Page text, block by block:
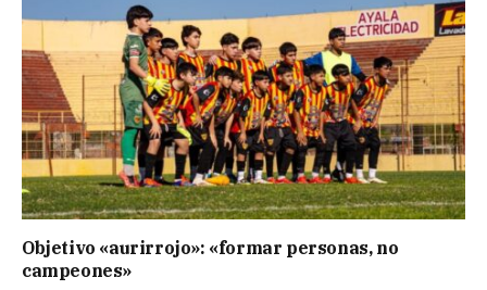
Objetivo «aurirrojo»: «formar personas, no
campeones»